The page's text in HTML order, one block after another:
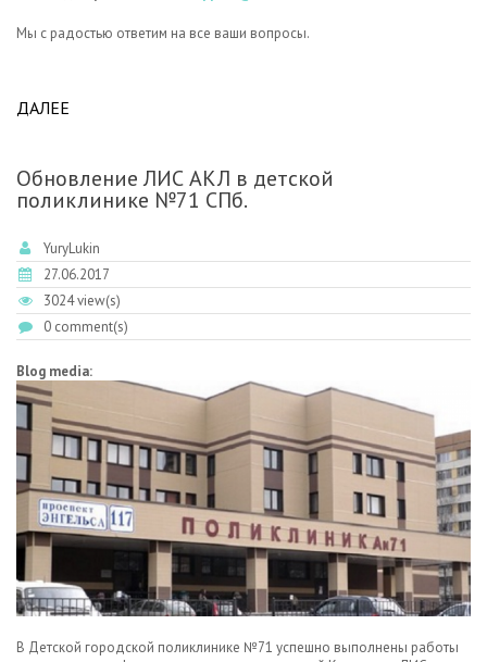
Мы с радостью ответим на все ваши вопросы.
ДАЛЕЕ
Обновление ЛИС АКЛ в детской
поликлинике №71 СПб.
YuryLukin
27.06.2017
3024 view(s)
0 comment(s)
Blog media:
В Детской городской поликлинике №71 успешно выполнены работы